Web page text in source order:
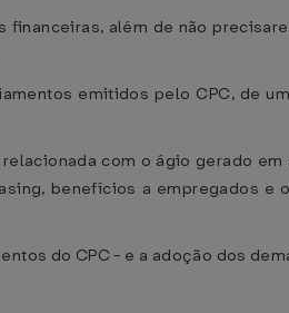
além de não
emitidos pelo CPC, de
com o ágio gerado
benefícios a empregados
do CPC - e a adoção dos